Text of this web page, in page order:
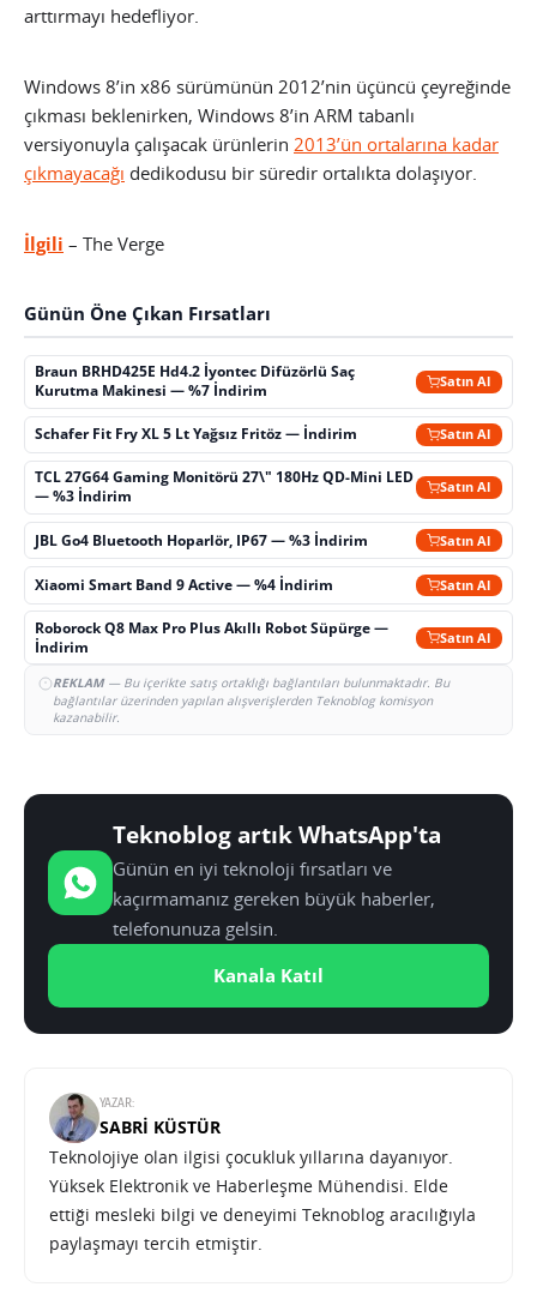
arttırmayı hedefliyor.
Windows 8’in x86 sürümünün 2012’nin üçüncü çeyreğinde
çıkması beklenirken, Windows 8’in ARM tabanlı
versiyonuyla çalışacak ürünlerin 2013’ün ortalarına kadar
çıkmayacağı dedikodusu bir süredir ortalıkta dolaşıyor.
İlgili – The Verge
Günün Öne Çıkan Fırsatları
Braun BRHD425E Hd4.2 İyontec Difüzörlü Saç
Kurutma Makinesi — %7 İndirim
Satın Al
Schafer Fit Fry XL 5 Lt Yağsız Fritöz — İndirim Satın Al
TCL 27G64 Gaming Monitörü 27\" 180Hz QD-Mini LED
— %3 İndirim
Satın Al
JBL Go4 Bluetooth Hoparlör, IP67 — %3 İndirim Satın Al
Xiaomi Smart Band 9 Active — %4 İndirim Satın Al
Roborock Q8 Max Pro Plus Akıllı Robot Süpürge —
İndirim
Satın Al
REKLAM— Bu içerikte satış ortaklığı bağlantıları bulunmaktadır. Bu
bağlantılar üzerinden yapılan alışverişlerden Teknoblog komisyon
kazanabilir.
Teknoblog artık WhatsApp'ta
Günün en iyi teknoloji fırsatları ve
kaçırmamanız gereken büyük haberler,
telefonunuza gelsin.
Kanala Katıl
YAZAR:
SABRI KÜSTÜR
Teknolojiye olan ilgisi çocukluk yıllarına dayanıyor.
Yüksek Elektronik ve Haberleşme Mühendisi. Elde
ettiği mesleki bilgi ve deneyimi Teknoblog aracılığıyla
paylaşmayı tercih etmiştir.